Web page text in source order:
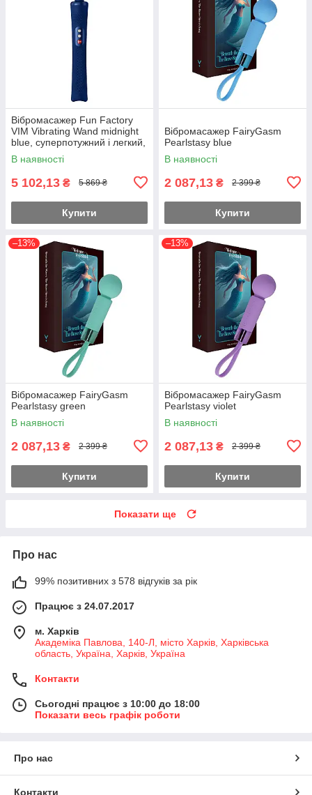
Вібромасажер Fun Factory
VIM Vibrating Wand midnight
blue, суперпотужний і легкий,
до 6 годин роботи
В наявності
5 102,13 ₴ 5 869 ₴
Купити
Вібромасажер FairyGasm
Pearlstasy blue
В наявності
2 087,13 ₴ 2 399 ₴
Купити
–13%
Вібромасажер FairyGasm
Pearlstasy green
В наявності
2 087,13 ₴ 2 399 ₴
Купити
–13%
Вібромасажер FairyGasm
Pearlstasy violet
В наявності
2 087,13 ₴ 2 399 ₴
Купити
Показати ще
Про нас
99% позитивних з 578 відгуків за рік
Працює з 24.07.2017
м. Харків
Академіка Павлова, 140-Л, місто Харків, Харківська
область, Україна, Харків, Україна
Контакти
Сьогодні працює з 10:00 до 18:00
Показати весь графік роботи
Про нас
Контакти